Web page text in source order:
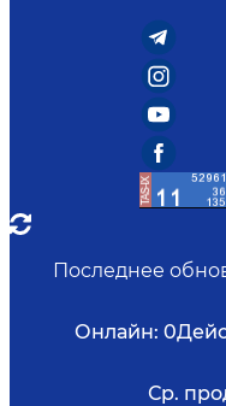
Последнее
Онлайн: 0
Ср.